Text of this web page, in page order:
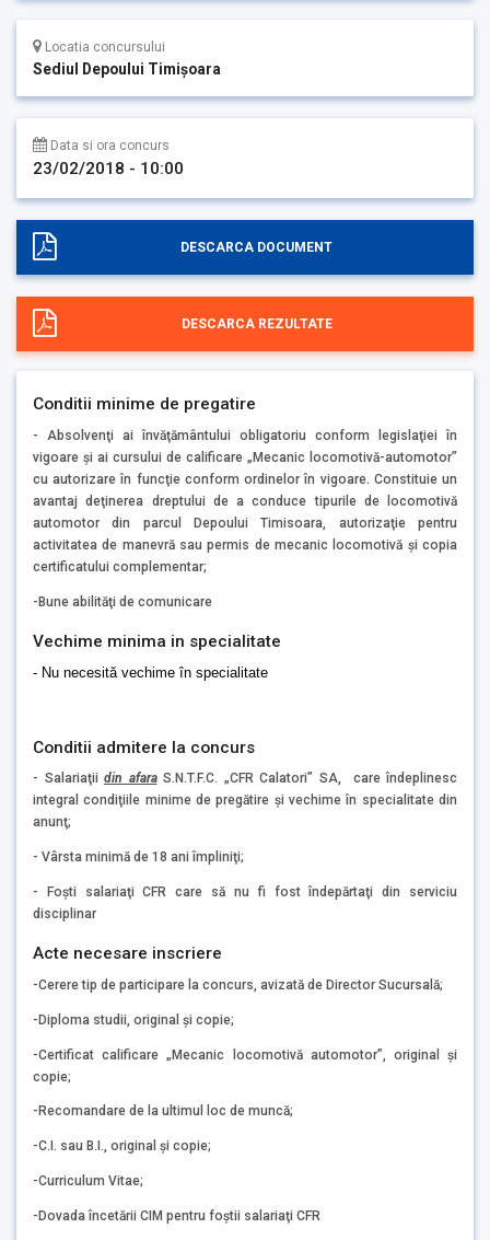
Locatia concursului
Sediul Depoului Timişoara
Data si ora concurs
23/02/2018 - 10:00
DESCARCA DOCUMENT
DESCARCA REZULTATE
Conditii minime de pregatire
- Absolvenţi ai învăţământului obligatoriu conform legislaţiei în
vigoare şi ai cursului de calificare „Mecanic locomotivă-automotor”
cu autorizare în funcţie conform ordinelor în vigoare. Constituie un
avantaj deţinerea dreptului de a conduce tipurile de locomotivă
automotor din parcul Depoului Timisoara, autorizaţie pentru
activitatea de manevră sau permis de mecanic locomotivă şi copia
certificatului complementar;
-Bune abilităţi de comunicare
Vechime minima in specialitate
- Nu necesită vechime în specialitate
Conditii admitere la concurs
- Salariaţii din afara S.N.T.F.C. „CFR Calatori” SA, care îndeplinesc
integral condiţiile minime de pregătire şi vechime în specialitate din
anunţ;
- Vârsta minimă de 18 ani împliniţi;
- Foşti salariaţi CFR care să nu fi fost îndepărtaţi din serviciu
disciplinar
Acte necesare inscriere
-Cerere tip de participare la concurs, avizată de Director Sucursală;
-Diploma studii, original şi copie;
-Certificat calificare „Mecanic locomotivă automotor”, original şi
copie;
-Recomandare de la ultimul loc de muncă;
-C.I. sau B.I., original şi copie;
-Curriculum Vitae;
-Dovada încetării CIM pentru foştii salariaţi CFR